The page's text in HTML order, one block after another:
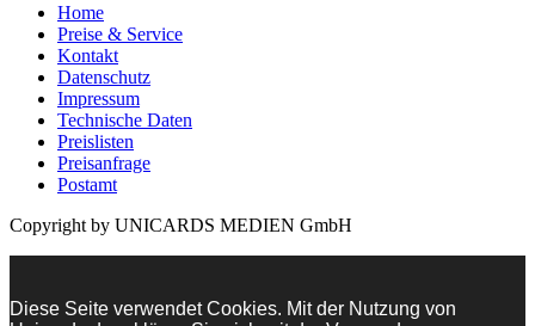
Home
Preise & Service
Kontakt
Datenschutz
Impressum
Technische Daten
Preislisten
Preisanfrage
Postamt
Copyright by UNICARDS MEDIEN GmbH
Diese Seite verwendet Cookies. Mit der Nutzung von